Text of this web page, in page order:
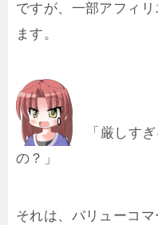
ですが、一部アフィ
ます。
「厳しすぎ
の？」
それは、バリューコ